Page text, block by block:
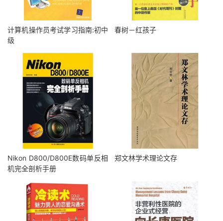
计算机操作员考试学习指南:初中
级
春树－红孩子
Nikon D800/D800E数码单反相
机完全剖析手册
郑文林学术理论文存